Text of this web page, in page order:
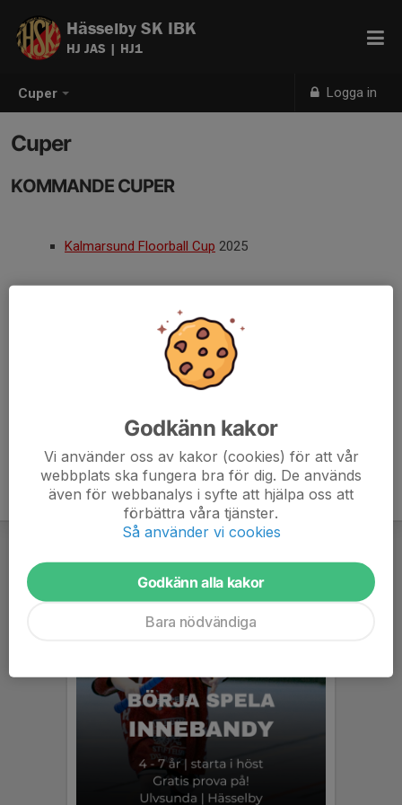
Cuper Logga in
Hässelby SK IBK
HJ JAS | HJ1
Cuper
KOMMANDE CUPER
Kalmarsund Floorball Cup 2025
Godkänn kakor
Vi använder oss av kakor (cookies) för att vår
webbplats ska fungera bra för dig. De används
även för webbanalys i syfte att hjälpa oss att
förbättra våra tjänster.
Så använder vi cookies
Godkänn alla kakor
Bara nödvändiga